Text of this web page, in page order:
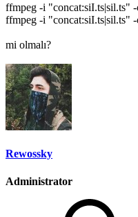
ffmpeg -i "concat:siI.ts|sil.ts"
ffmpeg -i "concat:siI.ts|sil.ts"
mi olmalı?
Rewossky
Administrator